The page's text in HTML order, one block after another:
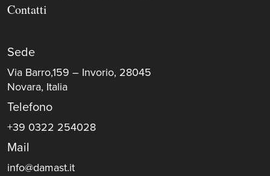
Contatti
Sede
Via Barro,159 – Invorio, 28045
Novara, Italia
Telefono
+39 0322 254028
Mail
info@damast.it